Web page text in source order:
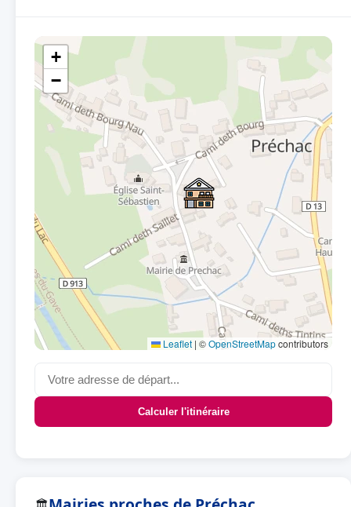
+
−
Leaflet | ©OpenStreetMapcontributors
Calculer l'itinéraire